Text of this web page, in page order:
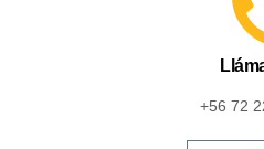
+56 72